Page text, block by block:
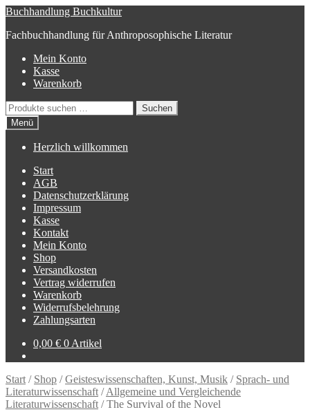
Zur
springen
Zum
springen
Buchhandlung Buchkultur
Fachbuchhandlung für Anthroposophische Literatur
Mein Konto
Kasse
Warenkorb
Suchen
nach:
Suchen
Menü
Herzlich willkommen
Start
AGB
Datenschutzerklärung
Impressum
Kasse
Kontakt
Mein Konto
Shop
Versandkosten
Vertrag widerrufen
Warenkorb
Widerrufsbelehrung
Zahlungsarten
0,00 € 0 Artikel
Start / Shop /Geisteswissenschaften, Kunst, Musik / Sprach- und
Literaturwissenschaft /Allgemeine und Vergleichende
Literaturwissenschaft /The Survival of the Novel